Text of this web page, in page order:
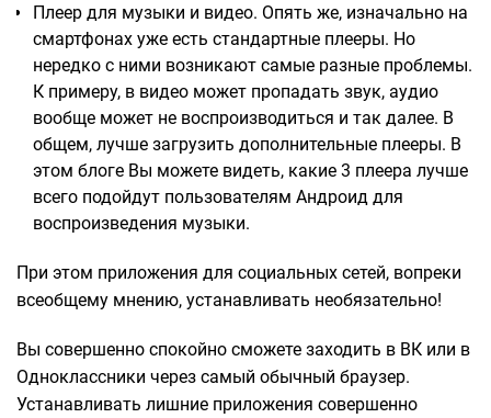
Плеер для музыки и видео. Опять же, изначально на
смартфонах уже есть стандартные плееры. Но
нередко с ними возникают самые разные проблемы.
К примеру, в видео может пропадать звук, аудио
вообще может не воспроизводиться и так далее. В
общем, лучше загрузить дополнительные плееры. В
этом блоге Вы можете видеть, какие 3 плеера лучше
всего подойдут пользователям Андроид для
воспроизведения музыки.
При этом приложения для социальных сетей, вопреки
всеобщему мнению, устанавливать необязательно!
Вы совершенно спокойно сможете заходить в ВК или в
Одноклассники через самый обычный браузер.
Устанавливать лишние приложения совершенно